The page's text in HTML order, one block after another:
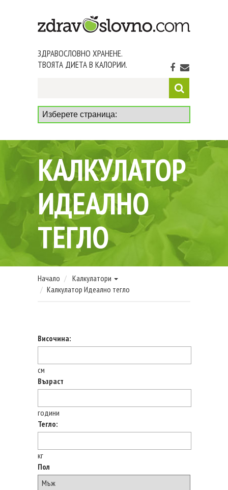
ЗДРАВОСЛОВНО ХРАНЕНЕ.
ТВОЯТА ДИЕТА В КАЛОРИИ.
КАЛКУЛАТОР
ИДЕАЛНО
ТЕГЛО
Начало
Калкулатори
Калкулатор Идеално тегло
Височина:
см
Възраст
години
Тегло:
кг
Пол